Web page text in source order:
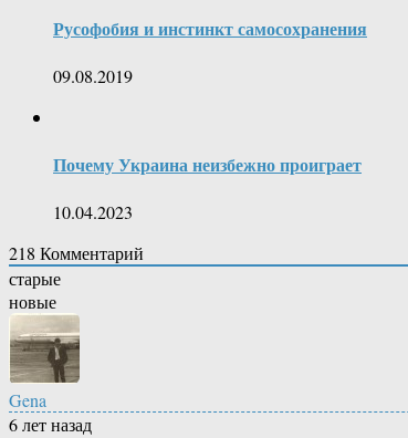
Русофобия и инстинкт самосохранения
09.08.2019
Почему Украина неизбежно проиграет
10.04.2023
218 Комментарий
старые
новые
Gena
6 лет назад